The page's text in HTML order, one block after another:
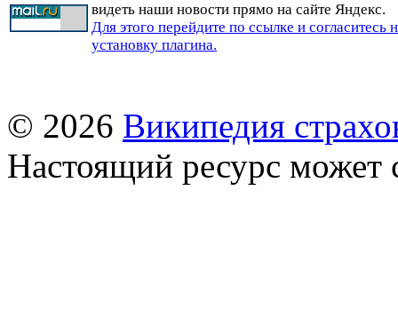
видеть наши новости прямо на сайте Яндекс.
Для этого перейдите по ссылке и согласитесь
установку плагина.
© 2026 Википедия
Настоящий ресурс может